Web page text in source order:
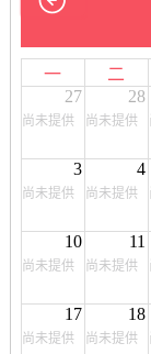
一 二
27
尚未提供
28
尚未提供
3
尚未提供
4
尚未提供
10
尚未提供
11
尚未提供
17
尚未提供
18
尚未提供